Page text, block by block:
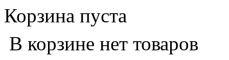
Корзина пуста
В корзине нет товаров